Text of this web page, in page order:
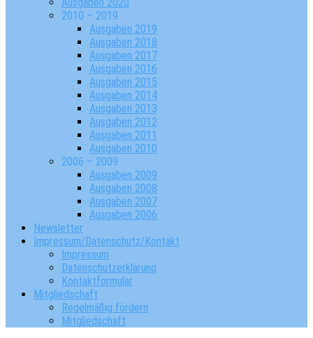
2010 – 2019
Ausgaben 2019
Ausgaben 2018
Ausgaben 2017
Ausgaben 2016
Ausgaben 2015
Ausgaben 2014
Ausgaben 2013
Ausgaben 2012
Ausgaben 2011
Ausgaben 2010
2006 – 2009
Ausgaben 2009
Ausgaben 2008
Ausgaben 2007
Ausgaben 2006
Newsletter
Impressum/Datenschutz/Kontakt
Impressum
Datenschutzerklärung
Kontaktformular
Mitgliedschaft
Regelmäßig fördern
Mitgliedschaft